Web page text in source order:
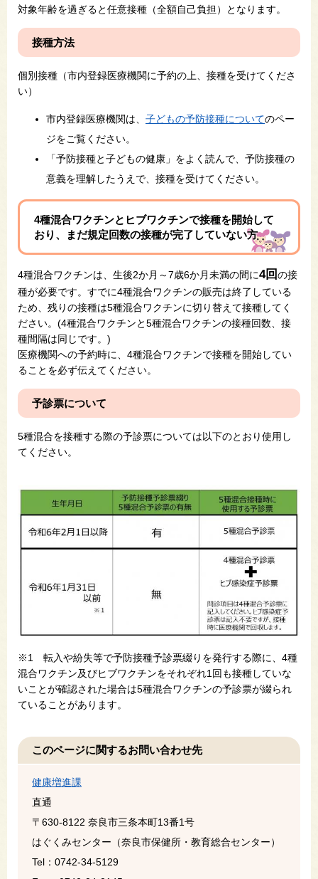
対象年齢を過ぎると任意接種（全額自己負担）となります。
接種方法
個別接種（市内登録医療機関に予約の上、接種を受けてくださ
い）
市内登録医療機関は、 子どもの予防接種についてのペー
ジをご覧ください。
「予防接種と子どもの健康」をよく読んで、予防接種の
意義を理解したうえで、接種を受けてください。
4種混合ワクチンとヒブワクチンで接種を開始して
おり、まだ規定回数の接種が完了していない方
4種混合ワクチンは、生後2か月～7歳6か月未満の間に4回の接
種が必要です。すでに4種混合ワクチンの販売は終了している
ため、残りの接種は5種混合ワクチンに切り替えて接種してく
ださい。(4種混合ワクチンと5種混合ワクチンの接種回数、接
種間隔は同じです。)
医療機関への予約時に、4種混合ワクチンで接種を開始してい
ることを必ず伝えてください。
予診票について
5種混合を接種する際の予診票については以下のとおり使用し
てください。
※1 転入や紛失等で予防接種予診票綴りを発行する際に、4種
混合ワクチン及びヒブワクチンをそれぞれ1回も接種していな
いことが確認された場合は5種混合ワクチンの予診票が綴られ
ていることがあります。
このページに関するお問い合わせ先
健康増進課
直通
〒630-8122 奈良市三条本町13番1号
はぐくみセンター（奈良市保健所・教育総合センター）
Tel：0742-34-5129